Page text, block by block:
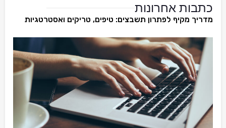
כתבות אחרונות
מדריך מקיף לפתרון תשבצים: טיפים, טריקים ואסטרטגיות